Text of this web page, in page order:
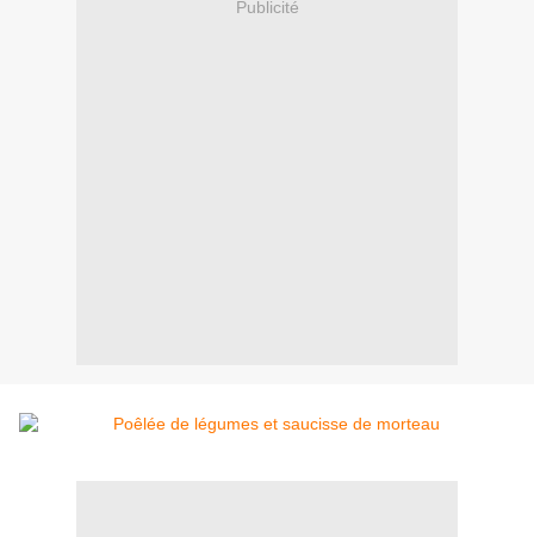
Publicité